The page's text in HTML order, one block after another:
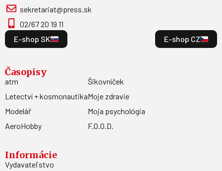
sekretariat@press.sk
02/67 20 19 11
E-shop SK
E-shop CZ
Časopisy
atm
Letectví + kosmonautika
Modelář
AeroHobby
Šikovníček
Moje zdravie
Moja psychológia
F.O.O.D.
Informácie
Vydavateľstvo